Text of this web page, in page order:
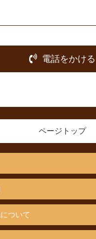
電話をかける
ページトップ
ついて